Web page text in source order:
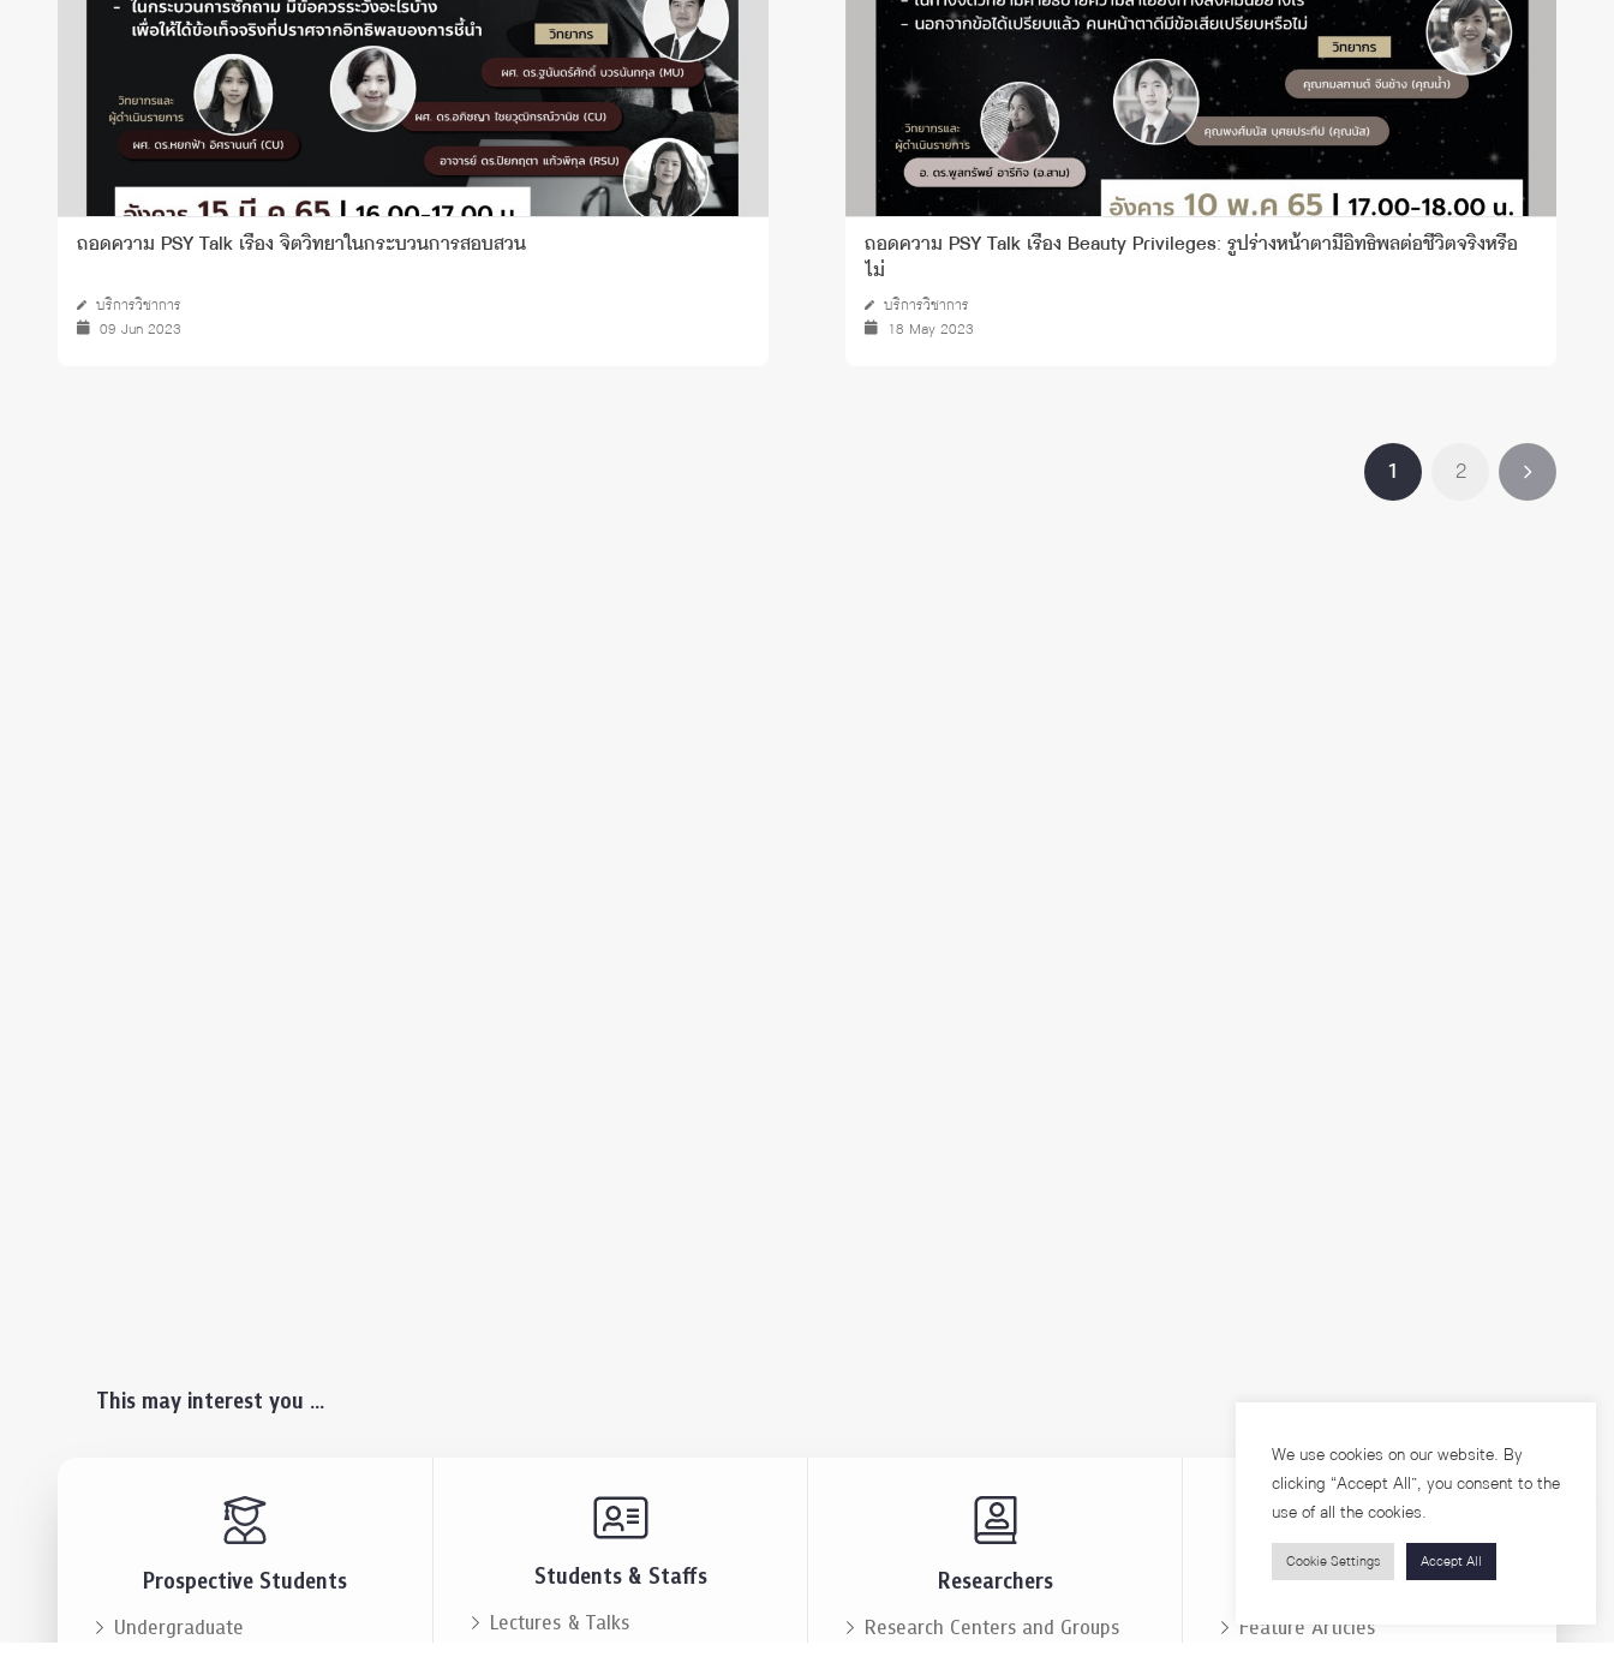
ถอดความ PSY Talk เรื่อง จิตวิทยาในกระบวนการสอบสวน
บริการวิชาการ
09 Jun 2023
ถอดความ PSY Talk เรื่อง Beauty Privileges: รูปร่างหน้าตามีอิทธิพลต่อชีวิตจริงหรือ
ไม่
บริการวิชาการ
18 May 2023
1 2
This may interest you ...
Prospective Students
Undergraduate
Students & Staffs
Lectures & Talks
Researchers
Research Centers and Groups
Visitors
Feature Articles
We use cookies on our website. By
clicking “Accept All”, you consent to the
use of all the cookies.
Cookie Settings Accept All